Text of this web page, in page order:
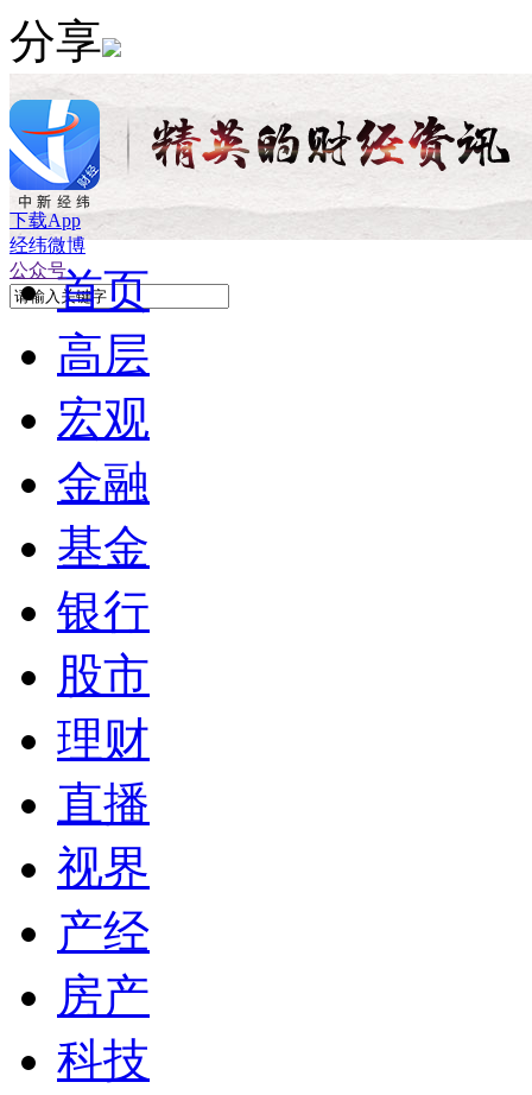
分享
下载App
经纬微博
公众号首页
高层
宏观
金融
基金
银行
股市
理财
直播
视界
产经
房产
科技